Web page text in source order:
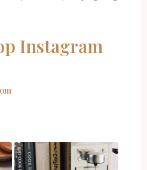
Instagram